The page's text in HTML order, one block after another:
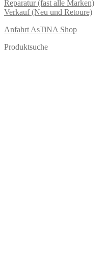
Reparatur (fast alle Marken)
Verkauf (Neu und Retoure)
Anfahrt AsTiNA Shop
Produktsuche